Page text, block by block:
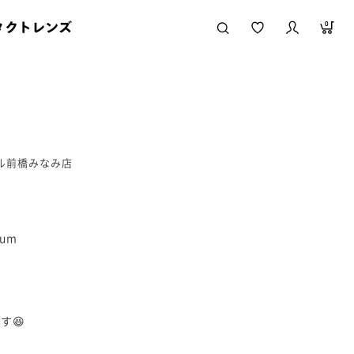
クトレンズ 0
前橋みなみ店
😆